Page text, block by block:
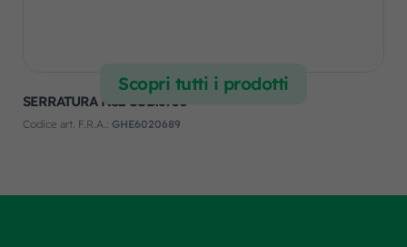
SERRATURA NS2 COD.8730
Codice art. F.R.A.: GHE6020689
Scopri tutti i prodotti